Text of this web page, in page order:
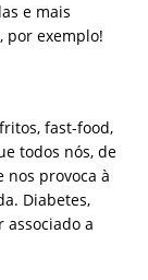
e mais
por exemplo!
fast-food,
todos nós, de
nos provoca à
Diabetes,
associado a